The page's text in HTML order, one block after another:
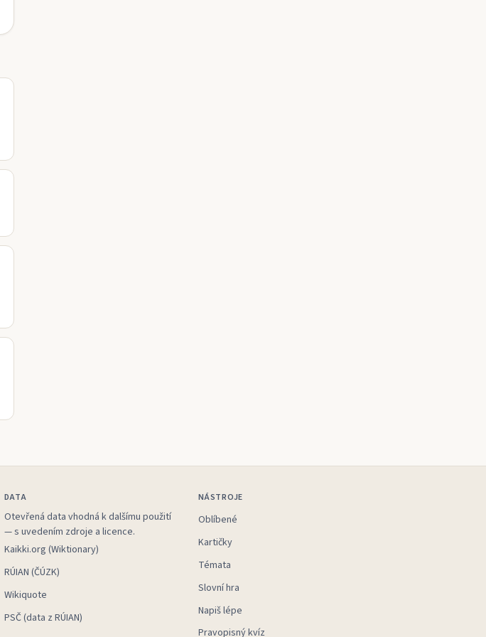
DATA
Otevřená data vhodná k dalšímu použití
— s uvedením zdroje a licence.
Kaikki.org (Wiktionary)
RÚIAN (ČÚZK)
Wikiquote
PSČ (data z RÚIAN)
NÁSTROJE
Oblíbené
Kartičky
Témata
Slovní hra
Napiš lépe
Pravopisný kvíz